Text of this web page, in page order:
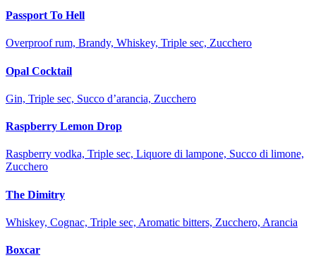
Passport To Hell
Overproof rum, Brandy, Whiskey, Triple sec, Zucchero
Opal Cocktail
Gin, Triple sec, Succo d’arancia, Zucchero
Raspberry Lemon Drop
Raspberry vodka, Triple sec, Liquore di lampone, Succo di limone,
Zucchero
The Dimitry
Whiskey, Cognac, Triple sec, Aromatic bitters, Zucchero, Arancia
Boxcar